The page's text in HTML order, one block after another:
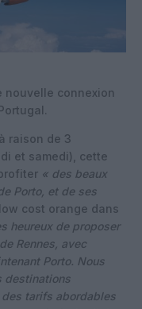
nouvelle connexion
raison de 3
et samedi), cette
« des beaux
Porto, et de ses
cost orange dans
heureux de proposer
Rennes, avec
Porto. Nous
destinations
tarifs abordables